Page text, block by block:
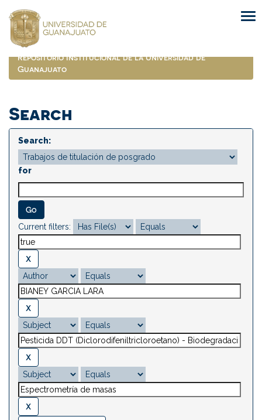
navigation
Repositorio Institucional de la Universidad de
Guanajuato
Search
Search:
for
Current filters: